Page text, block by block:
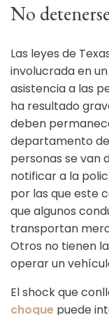
No
Las leyes de
involucrada en
asistencia a las
ha resultado
deben
departamento
personas se van
notificar a la
por las que este
que algunos
transportan
Otros no tienen
operar un
El shock que
choque puede